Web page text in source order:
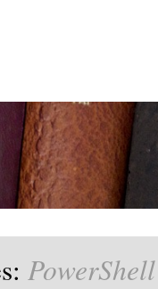
PowerShell